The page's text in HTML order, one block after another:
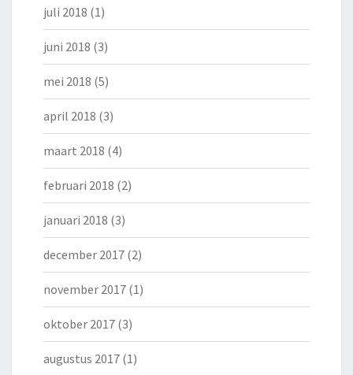
juli 2018 (1)
juni 2018 (3)
mei 2018 (5)
april 2018 (3)
maart 2018 (4)
februari 2018 (2)
januari 2018 (3)
december 2017 (2)
november 2017 (1)
oktober 2017 (3)
augustus 2017 (1)